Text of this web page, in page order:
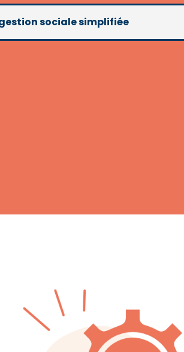
sociale simplifiée